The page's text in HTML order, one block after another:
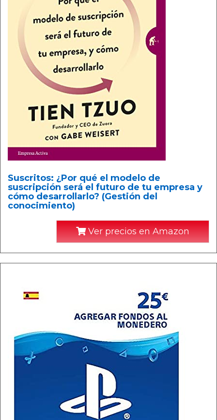
Suscritos: ¿Por qué el modelo de
suscripción será el futuro de tu empresa y
cómo desarrollarlo? (Gestión del
conocimiento)
Ver precios en Amazon